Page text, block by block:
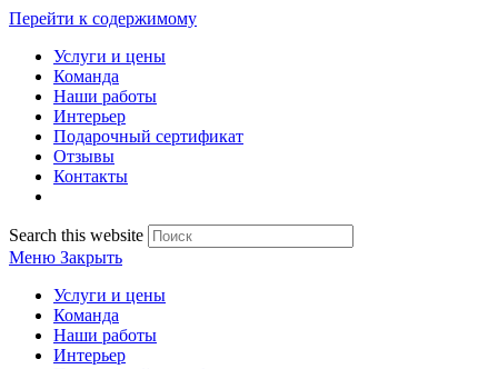
Перейти к содержимому
Услуги и цены
Команда
Наши работы
Интерьер
Подарочный сертификат
Отзывы
Контакты
Search this website
Меню Закрыть
Услуги и цены
Команда
Наши работы
Интерьер